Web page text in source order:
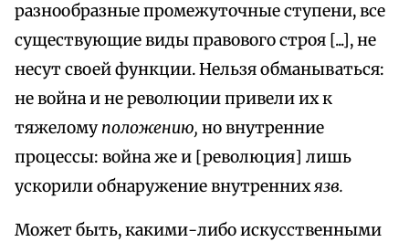
разнообразные промежуточные ступени, все
существующие виды правового строя [...], не
несут своей функции. Нельзя обманываться:
не война и не революции привели их к
тяжеломуположению, но внутренние
процессы: война же и [революция] лишь
ускорили обнаружение внутреннихязв.
Может быть, какими-либо искусственными